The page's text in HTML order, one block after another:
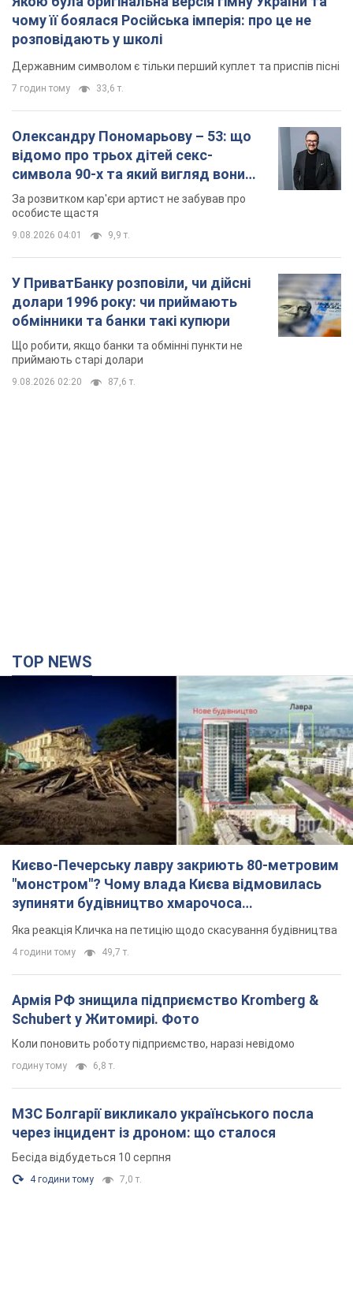
9.08.2026 04:01 9,9 т.
У ПриватБанку розповіли, чи дійсні
долари 1996 року: чи приймають
приймають старі долари
9.08.2026 02:20 87,6 т.
"монстром"? Чому влада Києва відмовилась
зупиняти будівництво хмарочоса
Яка реакція Кличка на петицію щодо скасування будівництва
4 години тому 49,7 т.
Армія РФ знищила підприємство Kromberg &
Schubert у Житомирі. Фото
Коли поновить роботу підприємство, наразі невідомо
годину тому 6,8 т.
МЗС Болгарії викликало українського посла
через інцидент із дроном: що сталося
Бесіда відбудеться 10 серпня
4 години тому 7,0 т.